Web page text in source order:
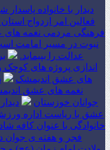
دیدار با خانواده
فعالین امر ازدواج
فرهنگی مردمی نغمه های
نبوت در مسیر امامت
عدالت را بپیماید.
اندازی پروژه های
های عشق اندیمشک
نغمه های عشق
جوانان خوزستان
عشق با ریاست اداره
خانوادگی با عنوان کافه
فجر و هفته ی جوان